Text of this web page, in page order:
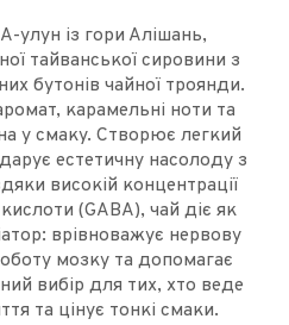
улун із гори Алішань,
тайванської сировини з
бутонів чайної троянди.
карамельні ноти та
у смаку. Створює легкий
естетичну насолоду з
високій концентрації
(GABA), чай діє як
врівноважує нервову
мозку та допомагає
вибір для тих, хто веде
та цінує тонкі смаки.